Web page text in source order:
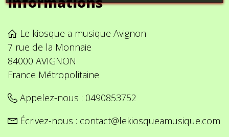
Le kiosque a musique Avignon
7 rue de la Monnaie
84000 AVIGNON
France Métropolitaine
Appelez-nous : 0490853752
Écrivez-nous : contact@lekiosqueamusique.com